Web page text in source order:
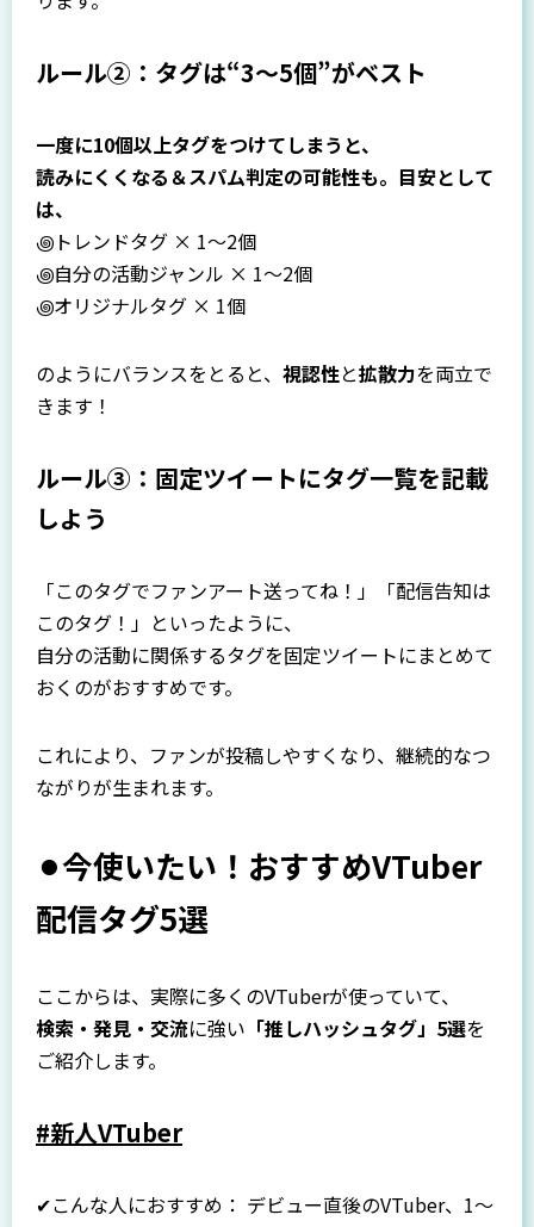
ルール②：タグは“3～5個”がベスト
一度に10個以上タグをつけてしまうと、
読みにくくなる＆スパム判定の可能性も。目安として
は、
꩜トレンドタグ × 1〜2個
꩜自分の活動ジャンル × 1〜2個
꩜オリジナルタグ × 1個
のようにバランスをとると、 視認性と拡散力を両立で
きます！
ルール③：固定ツイートにタグ一覧を記載
しよう
「このタグでファンアート送ってね！」「配信告知は
このタグ！」といったように、
自分の活動に関係するタグを固定ツイートにまとめて
おくのがおすすめです。
これにより、ファンが投稿しやすくなり、継続的なつ
ながりが生まれます。
⚫︎今使いたい！おすすめVTuber
配信タグ5選
ここからは、実際に多くのVTuberが使っていて、
検索・発見・交流に強い 「推しハッシュタグ」5選を
ご紹介します。
#新人VTuber
✔こんな人におすすめ： デビュー直後のVTuber、1〜